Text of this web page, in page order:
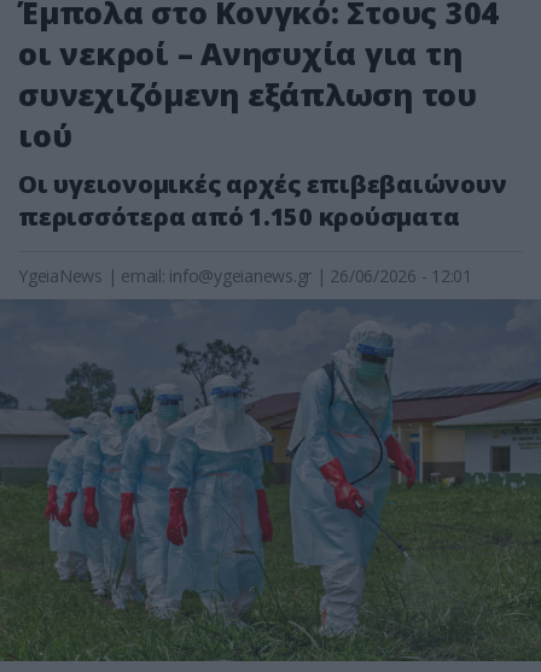
Έμπολα στο Κονγκό: Στους 304
οι νεκροί – Ανησυχία για τη
συνεχιζόμενη εξάπλωση του
ιού
Οι υγειονομικές αρχές επιβεβαιώνουν
περισσότερα από 1.150 κρούσματα
YgeiaNews | email: info@ygeianews.gr | 26/06/2026 - 12:01